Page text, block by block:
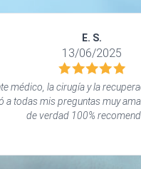
E. S.
13/06/2025
médico, la cirugía y la
a todas mis preguntas muy
de verdad 100%